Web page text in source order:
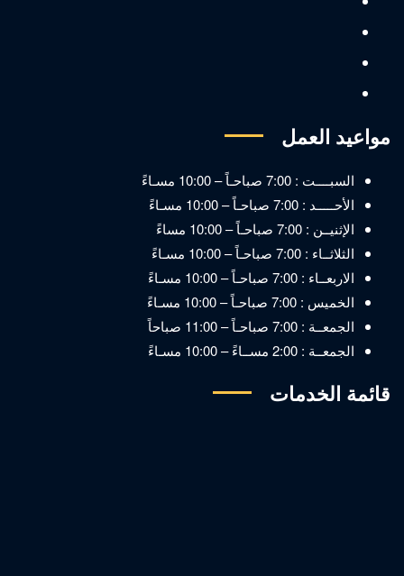
مواعيد العمل
السبــــت : 7:00 صباحـاً – 10:00 مسـاءً
الأحـــــد : 7:00 صباحـاً – 10:00 مسـاءً
الإثنيــن : 7:00 صباحـاً – 10:00 مساءً
الثلاثــاء : 7:00 صباحـاً – 10:00 مسـاءً
الاربعــاء : 7:00 صباحـاً – 10:00 مسـاءً
الخميس : 7:00 صباحـاً – 10:00 مسـاءً
الجمعــة : 7:00 صباحـاً – 11:00 صباحاً
الجمعــة : 2:00 مســاءً – 10:00 مسـاءً
قائمة الخدمات